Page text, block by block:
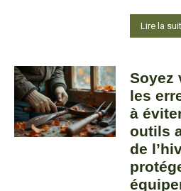
Lire la
Soyez
les
à
outils
de